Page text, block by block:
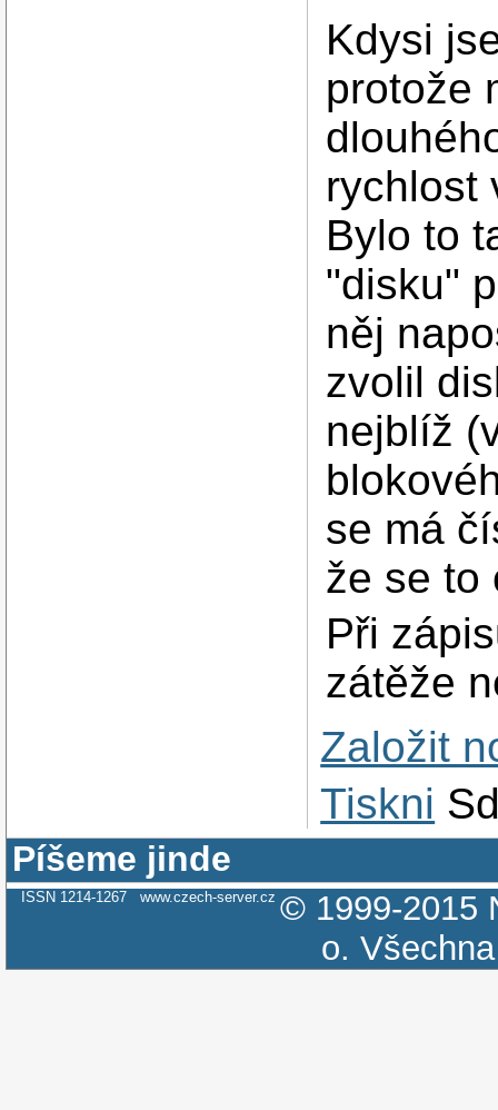
Kdysi
protože
rychlost
Bylo to
"disku"
něj
zvolil
nejblíž
se má
že se to
Při
zátěže
Založit
Tiskni
Píšeme jinde
ISSN 1214-1267 www.czech-server.cz © 1999-2015
o.